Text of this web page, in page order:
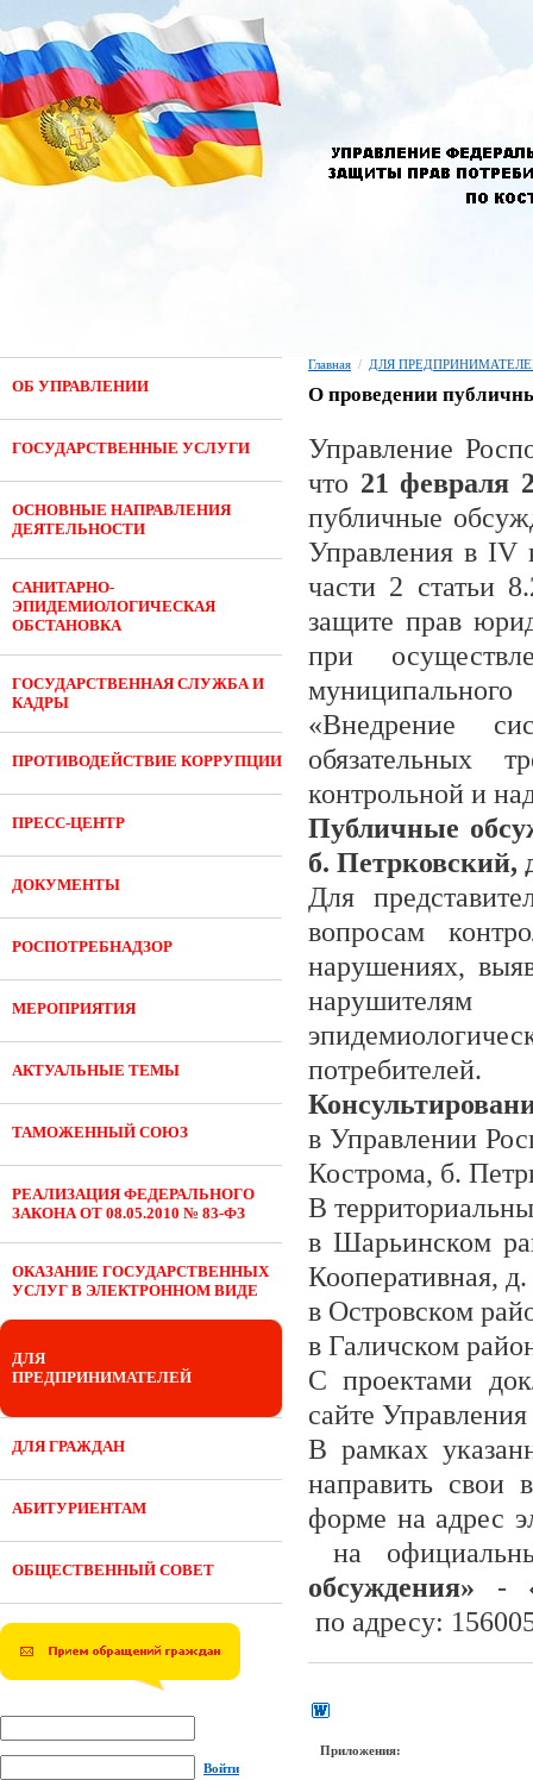
ОБ УПРАВЛЕНИИ
ГОСУДАРСТВЕННЫЕ УСЛУГИ
ОСНОВНЫЕ НАПРАВЛЕНИЯ
ДЕЯТЕЛЬНОСТИ
САНИТАРНО-
ЭПИДЕМИОЛОГИЧЕСКАЯ
ОБСТАНОВКА
ГОСУДАРСТВЕННАЯ СЛУЖБА И
КАДРЫ
ПРОТИВОДЕЙСТВИЕ КОРРУПЦИИ
ПРЕСС-ЦЕНТР
ДОКУМЕНТЫ
РОСПОТРЕБНАДЗОР
МЕРОПРИЯТИЯ
АКТУАЛЬНЫЕ ТЕМЫ
ТАМОЖЕННЫЙ СОЮЗ
РЕАЛИЗАЦИЯ ФЕДЕРАЛЬНОГО
ЗАКОНА ОТ 08.05.2010 № 83-ФЗ
ОКАЗАНИЕ ГОСУДАРСТВЕННЫХ
УСЛУГ В ЭЛЕКТРОННОМ ВИДЕ
ДЛЯ
ПРЕДПРИНИМАТЕЛЕЙ
ДЛЯ ГРАЖДАН
АБИТУРИЕНТАМ
ОБЩЕСТВЕННЫЙ СОВЕТ
Войти
Главная / ДЛЯ
О проведении
Управление
что 21 февраля
публичные
Управления в IV
части 2 статьи
защите прав
при
«Внедрение
обязательных
контрольной и
Публичные
б. Петрковский,
Для
вопросам
нарушениях,
нарушителям
потребителей.
в Управлении
Кострома, б.
В
в Шарьинском
Кооперативная,
в Островском
в Галичском
С проектами
сайте Управления
В рамках
направить свои
форме на адрес
на
обсуждения» -
по адресу:
Приложения: